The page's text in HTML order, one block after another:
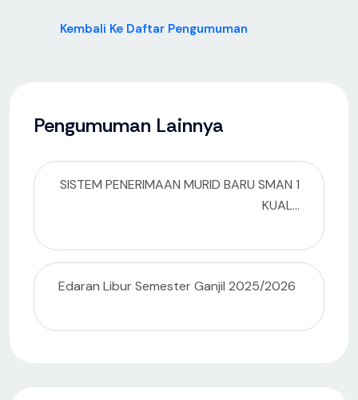
Pengumuman Lainnya
SISTEM PENERIMAAN MURID BARU SMAN 1
KUAL...
Edaran Libur Semester Ganjil 2025/2026
Kembali Ke Daftar Pengumuman